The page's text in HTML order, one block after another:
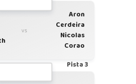
vs
Aron
Cerdeira
Nicolas
Corao
Pista 3